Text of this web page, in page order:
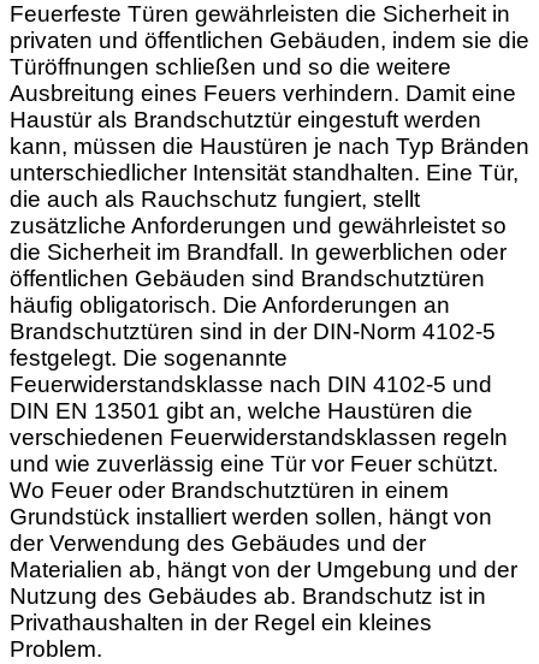
Feuerfeste Türen gewährleisten die Sicherheit in
privaten und öffentlichen Gebäuden, indem sie die
Türöffnungen schließen und so die weitere
Ausbreitung eines Feuers verhindern. Damit eine
Haustür als Brandschutztür eingestuft werden
kann, müssen die Haustüren je nach Typ Bränden
unterschiedlicher Intensität standhalten. Eine Tür,
die auch als Rauchschutz fungiert, stellt
zusätzliche Anforderungen und gewährleistet so
die Sicherheit im Brandfall. In gewerblichen oder
öffentlichen Gebäuden sind Brandschutztüren
häufig obligatorisch. Die Anforderungen an
Brandschutztüren sind in der DIN-Norm 4102-5
festgelegt. Die sogenannte
Feuerwiderstandsklasse nach DIN 4102-5 und
DIN EN 13501 gibt an, welche Haustüren die
verschiedenen Feuerwiderstandsklassen regeln
und wie zuverlässig eine Tür vor Feuer schützt.
Wo Feuer oder Brandschutztüren in einem
Grundstück installiert werden sollen, hängt von
der Verwendung des Gebäudes und der
Materialien ab, hängt von der Umgebung und der
Nutzung des Gebäudes ab. Brandschutz ist in
Privathaushalten in der Regel ein kleines
Problem.